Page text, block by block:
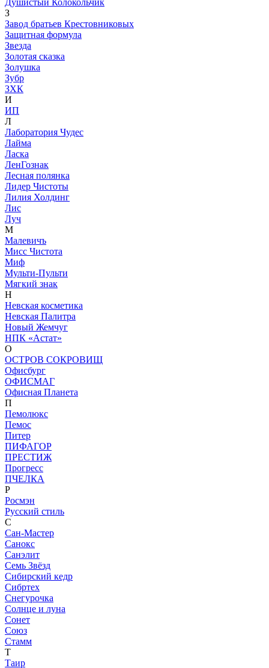
Душистый Колокольчик
З
Завод братьев Крестовниковых
Защитная формула
Звезда
Золотая сказка
Золушка
Зубр
ЗХК
И
ИП
Л
Лаборатория Чудес
Лайма
Ласка
ЛенГознак
Лесная полянка
Лидер Чистоты
Лилия Холдинг
Лис
Луч
М
Малевичъ
Мисс Чистота
Миф
Мульти-Пульти
Мягкий знак
Н
Невская косметика
Невская Палитра
Новый Жемчуг
НПК «Астат»
О
ОСТРОВ СОКРОВИЩ
Офисбург
ОФИСМАГ
Офисная Планета
П
Пемолюкс
Пемос
Питер
ПИФАГОР
ПРЕСТИЖ
Прогресс
ПЧЕЛКА
Р
Росмэн
Русский стиль
С
Сан-Мастер
Санокс
Санэлит
Семь Звёзд
Сибирский кедр
Сибртех
Снегурочка
Солнце и луна
Сонет
Союз
Стамм
Т
Таир